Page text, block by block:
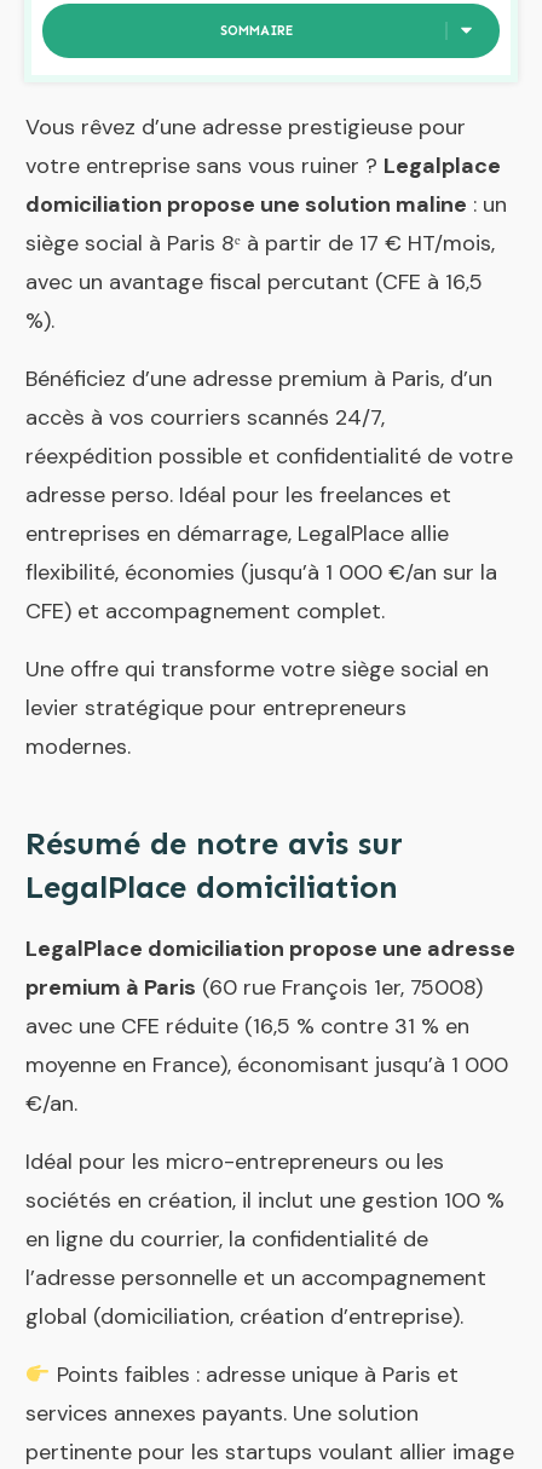
SOMMAIRE
Vous rêvez d’une adresse prestigieuse pour
votre entreprise sans vous ruiner ? Legalplace
domiciliation propose une solution maline : un
siège social à Paris 8ᵉ à partir de 17 € HT/mois,
avec un avantage fiscal percutant (CFE à 16,5
%).
Bénéficiez d’une adresse premium à Paris, d’un
accès à vos courriers scannés 24/7,
réexpédition possible et confidentialité de votre
adresse perso. Idéal pour les freelances et
entreprises en démarrage, LegalPlace allie
flexibilité, économies (jusqu’à 1 000 €/an sur la
CFE) et accompagnement complet.
Une offre qui transforme votre siège social en
levier stratégique pour entrepreneurs
modernes.
Résumé de notre avis sur
LegalPlace domiciliation
LegalPlace domiciliation propose une adresse
premium à Paris (60 rue François 1er, 75008)
avec une CFE réduite (16,5 % contre 31 % en
moyenne en France), économisant jusqu’à 1 000
€/an.
Idéal pour les micro-entrepreneurs ou les
sociétés en création, il inclut une gestion 100 %
en ligne du courrier, la confidentialité de
l’adresse personnelle et un accompagnement
global (domiciliation, création d’entreprise).
Points faibles : adresse unique à Paris et
services annexes payants. Une solution
pertinente pour les startups voulant allier image